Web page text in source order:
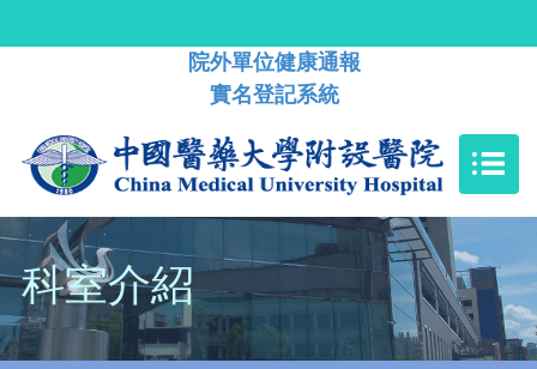
院外單位健康通報
實名登記系統
科室介紹